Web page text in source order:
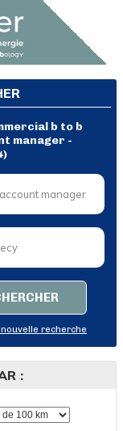
b to b
manager -
recherche
: